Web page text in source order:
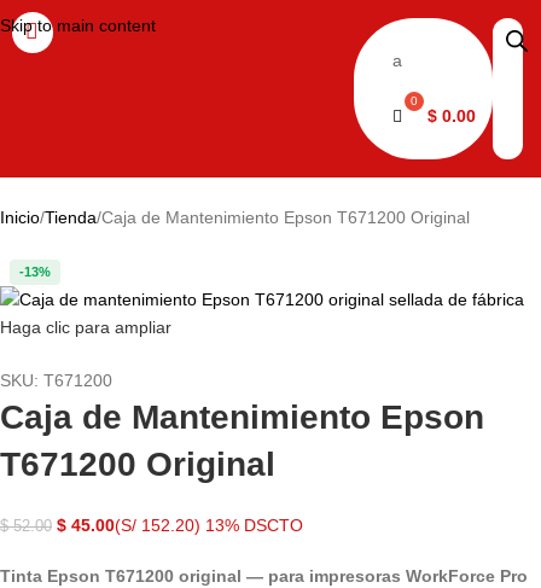
Skip to main content
a
$ 0.00
Inicio Tienda Caja de Mantenimiento Epson T671200 Original
-13%
Haga clic para ampliar
SKU: T671200
Caja de Mantenimiento Epson
T671200 Original
$52.00 $ 45.00(S/ 152.20) 13% DSCTO
Tinta Epson T671200 original — para impresoras WorkForce Pro